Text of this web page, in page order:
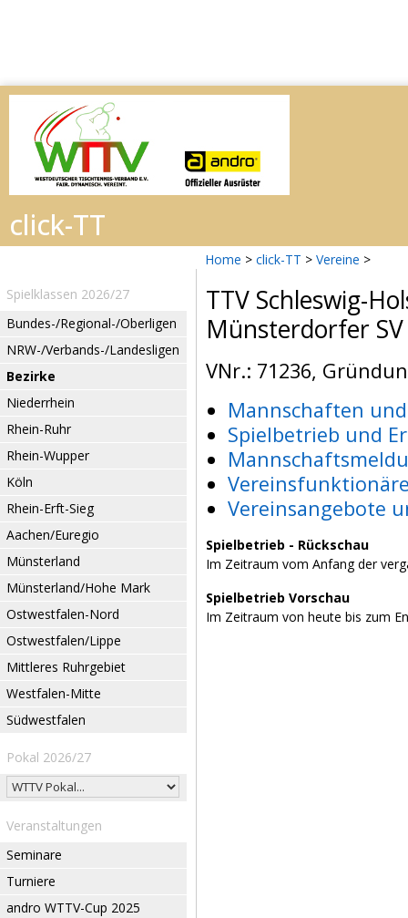
Home > click-TT > Vereine >
Spielklassen 2026/27
Bundes-/Regional-/Oberligen
NRW-/Verbands-/Landesligen
Bezirke
Niederrhein
Rhein-Ruhr
Rhein-Wupper
Köln
Rhein-Erft-Sieg
Aachen/Euregio
Münsterland
Münsterland/Hohe Mark
Ostwestfalen-Nord
Ostwestfalen/Lippe
Mittleres Ruhrgebiet
Westfalen-Mitte
Südwestfalen
Pokal 2026/27
Veranstaltungen
Seminare
Turniere
andro WTTV-Cup 2025
TTV Schleswig-
Münsterdorfer SV
VNr.: 71236,
Mannschaften
Spielbetrieb und
Vereinsangebote
Spielbetrieb - Rückschau
Im Zeitraum vom Anfang der
Spielbetrieb Vorschau
Im Zeitraum von heute bis zum